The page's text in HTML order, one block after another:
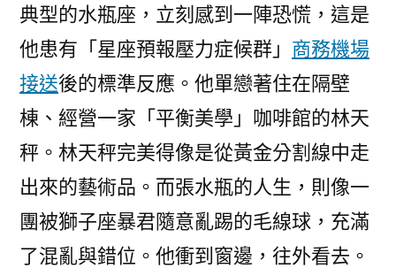
典型的水瓶座，立刻感到一陣恐慌，這是
他患有「星座預報壓力症候群」 商務機場
接送後的標準反應。他單戀著住在隔壁
棟、經營一家「平衡美學」咖啡館的林天
秤。林天秤完美得像是從黃金分割線中走
出來的藝術品。而張水瓶的人生，則像一
團被獅子座暴君隨意亂踢的毛線球，充滿
了混亂與錯位。他衝到窗邊，往外看去。